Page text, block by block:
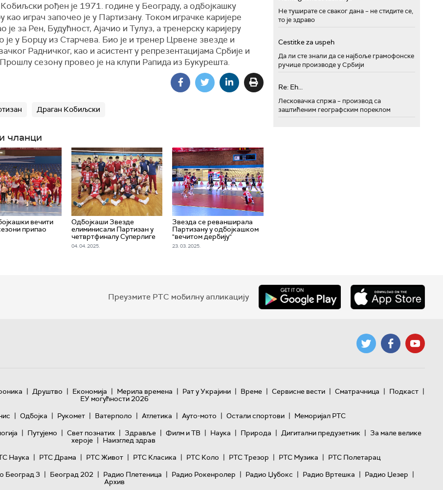
рођен је 1971. године у Београду, а одбојкашку
као играч започео је у Партизану. Током играчке каријере
је за Рен, Будућност, Ајачио и Тулуз, а тренерску каријеру
је у Борцу из Старчева. Био је и тренер Црвене звезде и
Радничког, као и асистент у репрезентацијама Србије и
сезону провео је на клупи Рапида из Букурешта.
Драган Кобиљски
чланци
вечити
припао
Одбојкаши Звезде
елиминисали Партизан у
четвртфиналу Суперлиге
04. 04. 2025.
Звезда се реванширала
Партизану у одбојкашком
"вечитом дербију"
23. 03. 2025.
Не туширате се сваког дана – не стидите се,
то је здраво
Cestitke za uspeh
Да ли сте знали да се најбоље грамофонске
ручице производе у Србији
Re: Eh...
Лесковачка спржа – производ са
заштићеним географским пореклом
Преузмите РТС мобилну апликацију
| Друштво | Економија | Мерила времена | Рат у Украјини | Време | Сервисне вести | Сматрачница | Подкаст |
ЕУ могућности 2026
| Одбојка | Рукомет | Ватерполо | Атлетика | Ауто-мото | Остали спортови | Меморијал РТС
| Путујемо | Свет познатих | Здравље | Филм и ТВ | Наука | Природа | Дигитални предузетник | За мале велике
хероје | Наизглед здрав
Наука | РТС Драма | РТС Живот | РТС Класика | РТС Коло | РТС Трезор | РТС Музика | РТС Полетарац
Београд 3 | Београд 202 | Радио Плетеница | Радио Рокенролер | Радио Џубокс | Радио Вртешка | Радио Џезер |
Архив